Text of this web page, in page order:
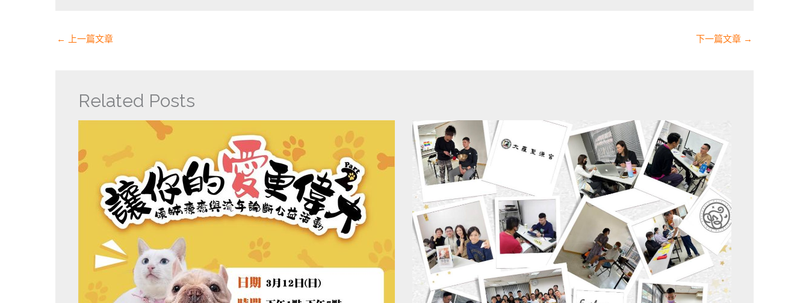
← 上一篇文章 下一篇文章 →
Related Posts